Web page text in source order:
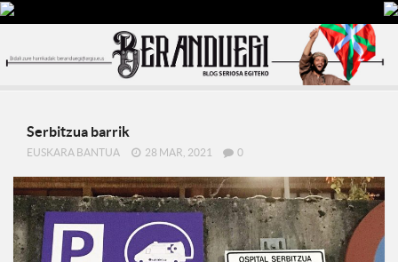
Serbitzua barrik
EUSKARA BANTUA 28 MAR, 2021 0